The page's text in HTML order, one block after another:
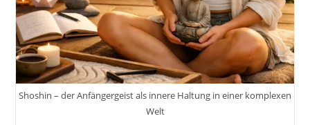
Shoshin – der Anfängergeist als innere Haltung in einer komplexen
Welt